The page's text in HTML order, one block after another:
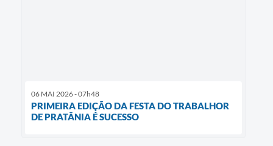
06 MAI 2026 - 07h48
PRIMEIRA EDIÇÃO DA FESTA DO TRABALHOR
DE PRATÂNIA É SUCESSO